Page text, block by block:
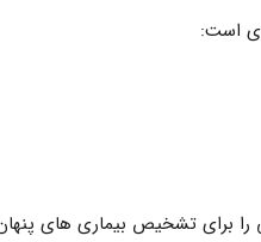
است:
برای تشخیص بیماری های